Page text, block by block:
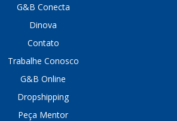
G&B Conecta
Dinova
Contato
Trabalhe Conosco
G&B Online
Dropshipping
Peça Mentor